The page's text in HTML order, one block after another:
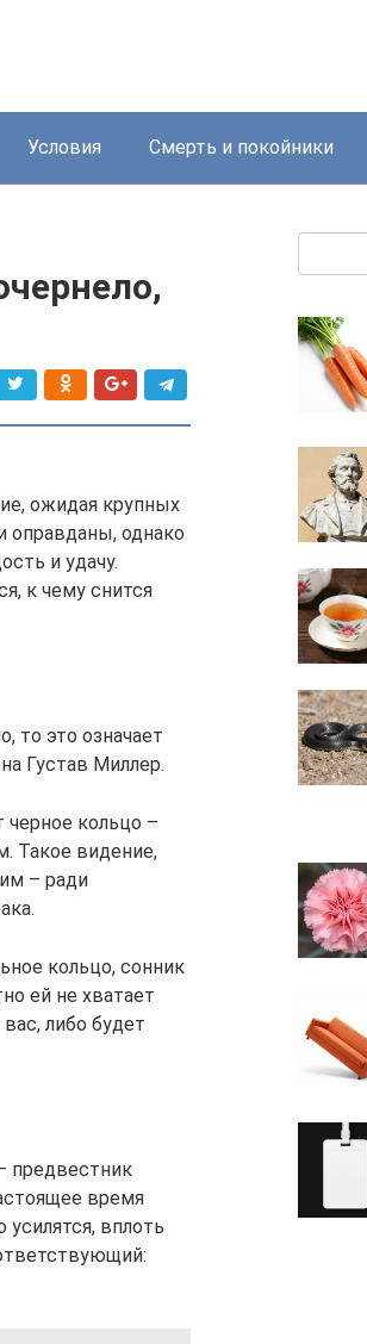
Условия Смерть и покойники
ожидая крупных
оправданы, однако
и удачу.
к чему снится
то это означает
Густав Миллер.
кольцо –
Такое видение,
– ради
кольцо, сонник
ей не хватает
либо будет
предвестник
время
вплоть